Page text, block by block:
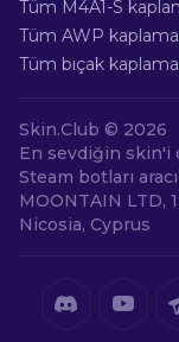
Tüm M4A1-S
Tüm AWP
Tüm bıçak
Skin.Club © 2026
En sevdiğin skin'i
Steam botları
MOONTAIN LTD,
Nicosia, Cyprus